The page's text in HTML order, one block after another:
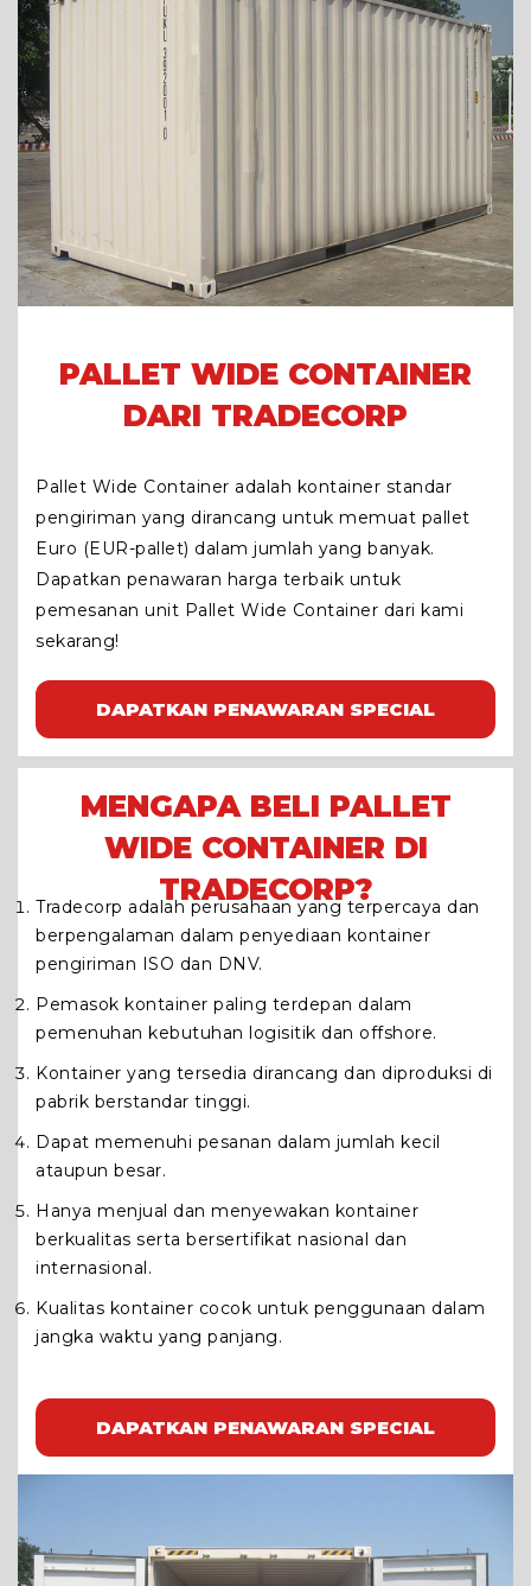
PALLET WIDE CONTAINER
DARI TRADECORP
Pallet Wide Container adalah kontainer standar
pengiriman yang dirancang untuk memuat pallet
Euro (EUR-pallet) dalam jumlah yang banyak.
Dapatkan penawaran harga terbaik untuk
pemesanan unit Pallet Wide Container dari kami
sekarang!
DAPATKAN PENAWARAN SPECIAL
MENGAPA BELI PALLET
WIDE CONTAINER DI
TRADECORP?
Tradecorp adalah perusahaan yang terpercaya dan
berpengalaman dalam penyediaan kontainer
pengiriman ISO dan DNV.
Pemasok kontainer paling terdepan dalam
pemenuhan kebutuhan logisitik dan offshore.
Kontainer yang tersedia dirancang dan diproduksi di
pabrik berstandar tinggi.
Dapat memenuhi pesanan dalam jumlah kecil
ataupun besar.
Hanya menjual dan menyewakan kontainer
berkualitas serta bersertifikat nasional dan
internasional.
Kualitas kontainer cocok untuk penggunaan dalam
jangka waktu yang panjang.
DAPATKAN PENAWARAN SPECIAL